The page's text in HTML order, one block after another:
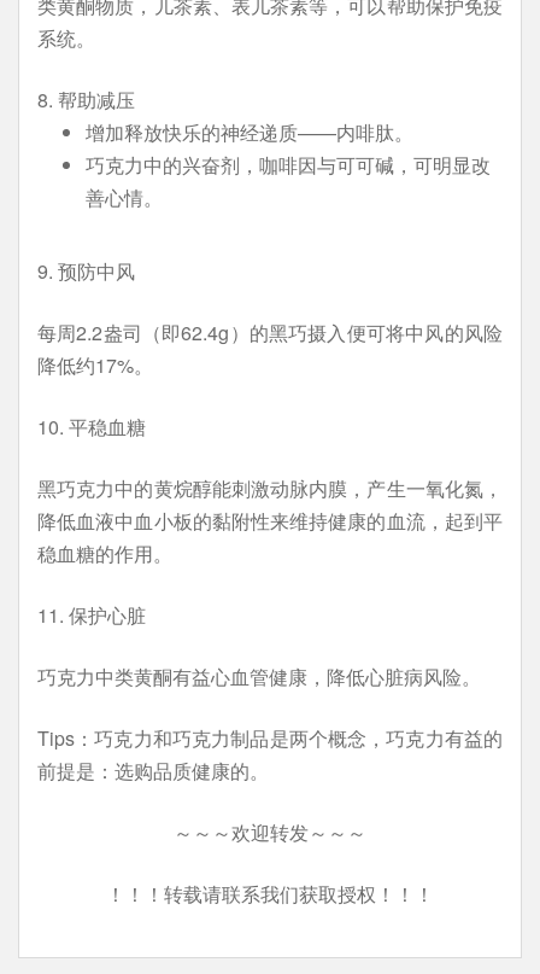
系统。
8. 帮助减压
增加释放快乐的神经递质——内啡肽。
巧克力中的兴奋剂，咖啡因与可可碱，可明显改
善心情。
9. 预防中风
每周2.2盎司（即62.4g）的黑巧摄入便可将中风的风险
降低约17%。
10. 平稳血糖
黑巧克力中的黄烷醇能刺激动脉内膜，产生一氧化氮，
降低血液中血小板的黏附性来维持健康的血流，起到平
稳血糖的作用。
11. 保护心脏
巧克力中类黄酮有益心血管健康，降低心脏病风险。
Tips：巧克力和巧克力制品是两个概念，巧克力有益的
前提是：选购品质健康的。
～～～欢迎转发～～～
！！！转载请联系我们获取授权！！！